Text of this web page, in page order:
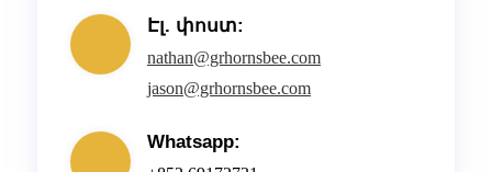
Էլ. փոստ:
nathan@grhornsbee.com
jason@grhornsbee.com
Whatsapp: